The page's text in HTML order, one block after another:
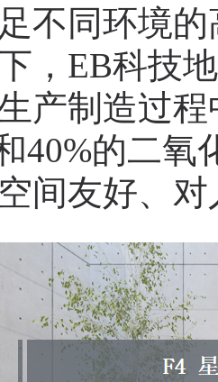
不同环境
，EB科技
产制造过
40%的二
间友好、